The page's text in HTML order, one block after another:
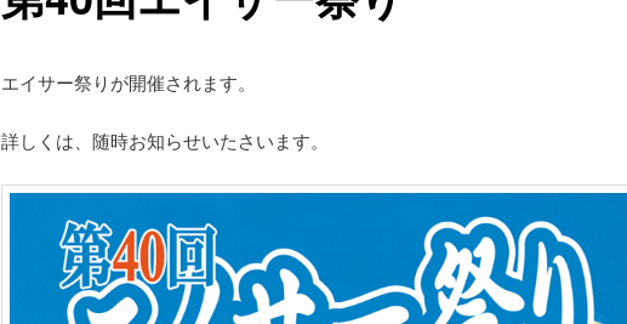
エイサー祭りが開催されます。
詳しくは、随時お知らせいたさいます。